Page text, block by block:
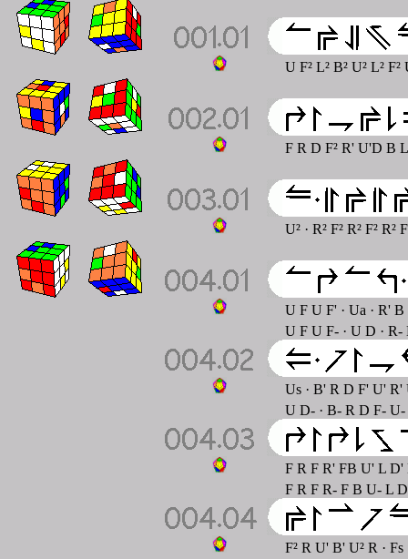
U F² L² B² U² L²
F R D F² R' U'D B
U² · R² F² R² F² R²
U F U F' · Ua · R'
U F U F- · U D ·
Us · B' R D F' U'
U D- · B- R D F-
F R F R' FB U' L
F R F R- F B U- L
F² R U' B' U² R · Fs